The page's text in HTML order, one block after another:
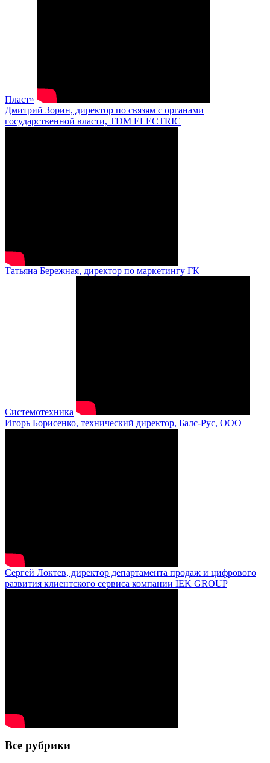
Пласт»
Дмитрий Зорин, директор по связям с органами
государственной власти, TDM ELECTRIC
Татьяна Бережная, директор по маркетингу ГК
Системотехника
Игорь Борисенко, технический директор, Балс-Рус, ООО
Сергей Локтев, директор департамента продаж и цифрового
развития клиентского сервиса компании IEK GROUP
Все рубрики